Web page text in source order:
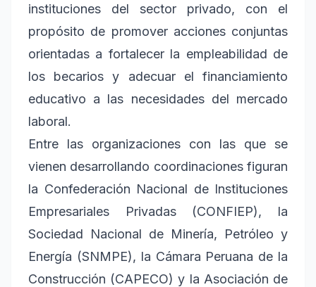
instituciones del sector privado, con el
propósito de promover acciones conjuntas
orientadas a fortalecer la empleabilidad de
los becarios y adecuar el financiamiento
educativo a las necesidades del mercado
laboral.
Entre las organizaciones con las que se
vienen desarrollando coordinaciones figuran
la Confederación Nacional de Instituciones
Empresariales Privadas (CONFIEP), la
Sociedad Nacional de Minería, Petróleo y
Energía (SNMPE), la Cámara Peruana de la
Construcción (CAPECO) y la Asociación de